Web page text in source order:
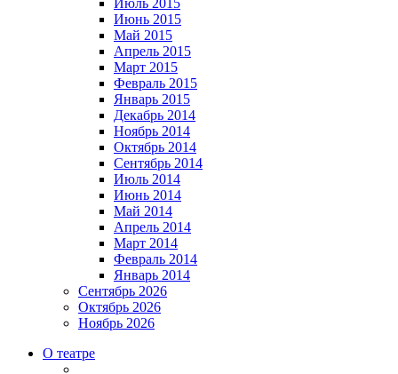
Июль 2015
Июнь 2015
Май 2015
Апрель 2015
Март 2015
Февраль 2015
Январь 2015
Декабрь 2014
Ноябрь 2014
Октябрь 2014
Сентябрь 2014
Июль 2014
Июнь 2014
Май 2014
Апрель 2014
Март 2014
Февраль 2014
Январь 2014
Сентябрь 2026
Октябрь 2026
Ноябрь 2026
О театре